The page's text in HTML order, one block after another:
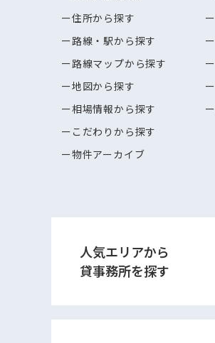
住所から探す
路線・駅から探す
路線マップから探す
地図から探す
相場情報から探す
こだわりから探す
物件アーカイブ
人気エリアから
貸事務所を探す